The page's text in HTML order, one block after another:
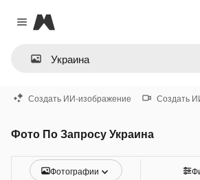
Close menu
Magnific
Создать ИИ-изображение Создать
Фото По Запросу Украина
Фотографии